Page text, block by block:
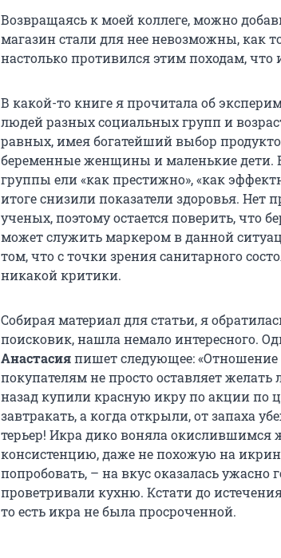
Возвращаясь к моей коллеге, можно
магазин стали для нее невозможны, как
настолько противился этим походам,
В какой-то книге я прочитала об
людей разных социальных групп и
равных, имея богатейший выбор
беременные женщины и маленькие дети.
группы ели «как престижно», «как
итоге снизили показатели здоровья.
ученых, поэтому остается поверить, что
может служить маркером в данной
том, что с точки зрения санитарного
никакой критики.
Собирая материал для статьи, я
поисковик, нашла немало интересного.
Анастасияпишет следующее:
покупателям не просто оставляет желать
назад купили красную икру по акции по
завтракать, а когда открыли, от запаха
терьер! Икра дико воняла окислившимся
консистенцию, даже не похожую на
попробовать, – на вкус оказалась
проветривали кухню. Кстати до
то есть икра не была просроченной.